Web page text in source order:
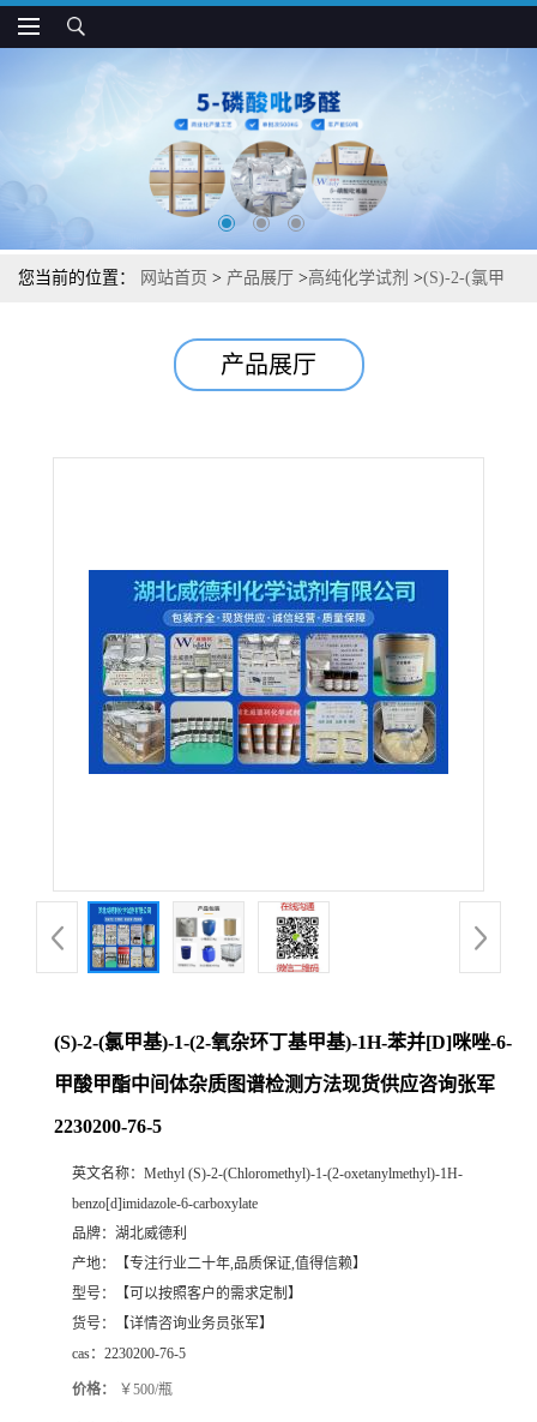
您当前的位置： 网站首页 > 产品展厅 >高纯化学试剂 >(S)-2-(氯甲
谱检测方法现货供应咨询张军2230200-76-5
产品展厅
(S)-2-(氯甲基)-1-(2-氧杂环丁基甲基)-1H-苯并[D]咪唑-6-
甲酸甲酯中间体杂质图谱检测方法现货供应咨询张军
2230200-76-5
英文名称： Methyl (S)-2-(Chloromethyl)-1-(2-oxetanylmethyl)-1H-
benzo[d]imidazole-6-carboxylate
品牌： 湖北威德利
产地：
【专注行业二十年,品质保证,值得信赖】
型号：
【可以按照客户的需求定制】
货号：
【详情咨询业务员张军】
cas： 2230200-76-5
价格： ￥500/瓶